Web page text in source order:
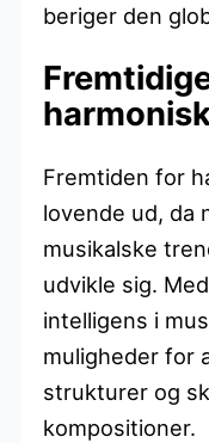
beriger den
Fremtiden for
lovende ud, da
musikalske
udvikle sig.
intelligens i
muligheder for
strukturer og
kompositioner.